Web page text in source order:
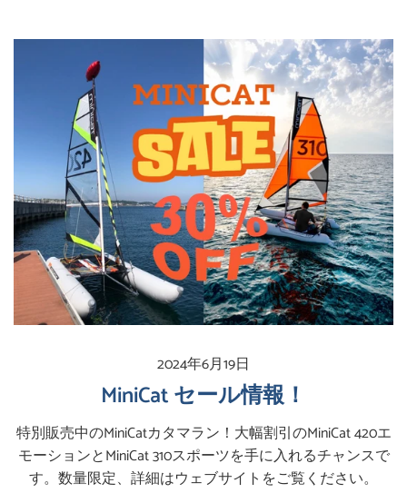
2024年6月19日
MiniCat セール情報！
特別販売中のMiniCatカタマラン！大幅割引のMiniCat 420エ
モーションとMiniCat 310スポーツを手に入れるチャンスで
す。数量限定、詳細はウェブサイトをご覧ください。